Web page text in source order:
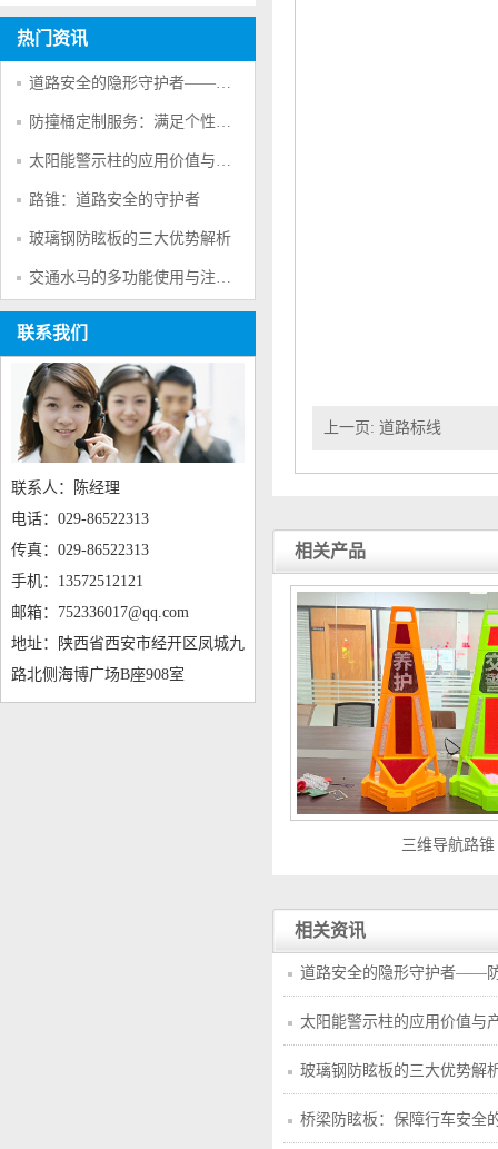
热门资讯
道路安全的隐形守护者——防撞桶的多重防护作用
防撞桶定制服务：满足个性化交通安全需求的创新方案
太阳能警示柱的应用价值与产品特点
路锥：道路安全的守护者
玻璃钢防眩板的三大优势解析
交通水马的多功能使用与注意事项
联系我们
联系人：陈经理
电话：029-86522313
传真：029-86522313
手机：13572512121
邮箱：752336017@qq.com
地址：陕西省西安市经开区凤城九
路北侧海博广场B座908室
上一页: 道路标线
相关产品
三维导航路锥
相关资讯
道路安全的隐形守护者——
太阳能警示柱的应用价值与
玻璃钢防眩板的三大优势解
桥梁防眩板：保障行车安全